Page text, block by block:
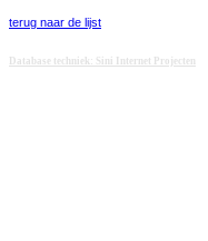
terug naar de lijst
Database techniek: Sini Internet Projecten